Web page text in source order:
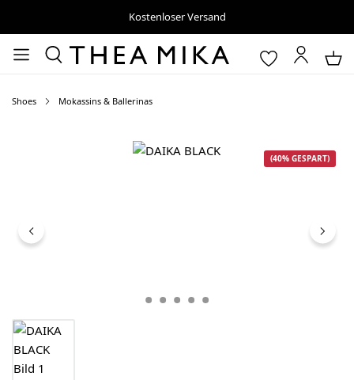
Kostenloser Versand
Shoes Mokassins & Ballerinas
Bildergalerie überspringen
(40% GESPART)